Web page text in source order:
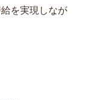
を実現しなが